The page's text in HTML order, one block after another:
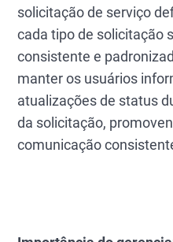
solicitação de serviço
cada tipo de solicitação
consistente e
manter os usuários
atualizações de status
da solicitação,
comunicação